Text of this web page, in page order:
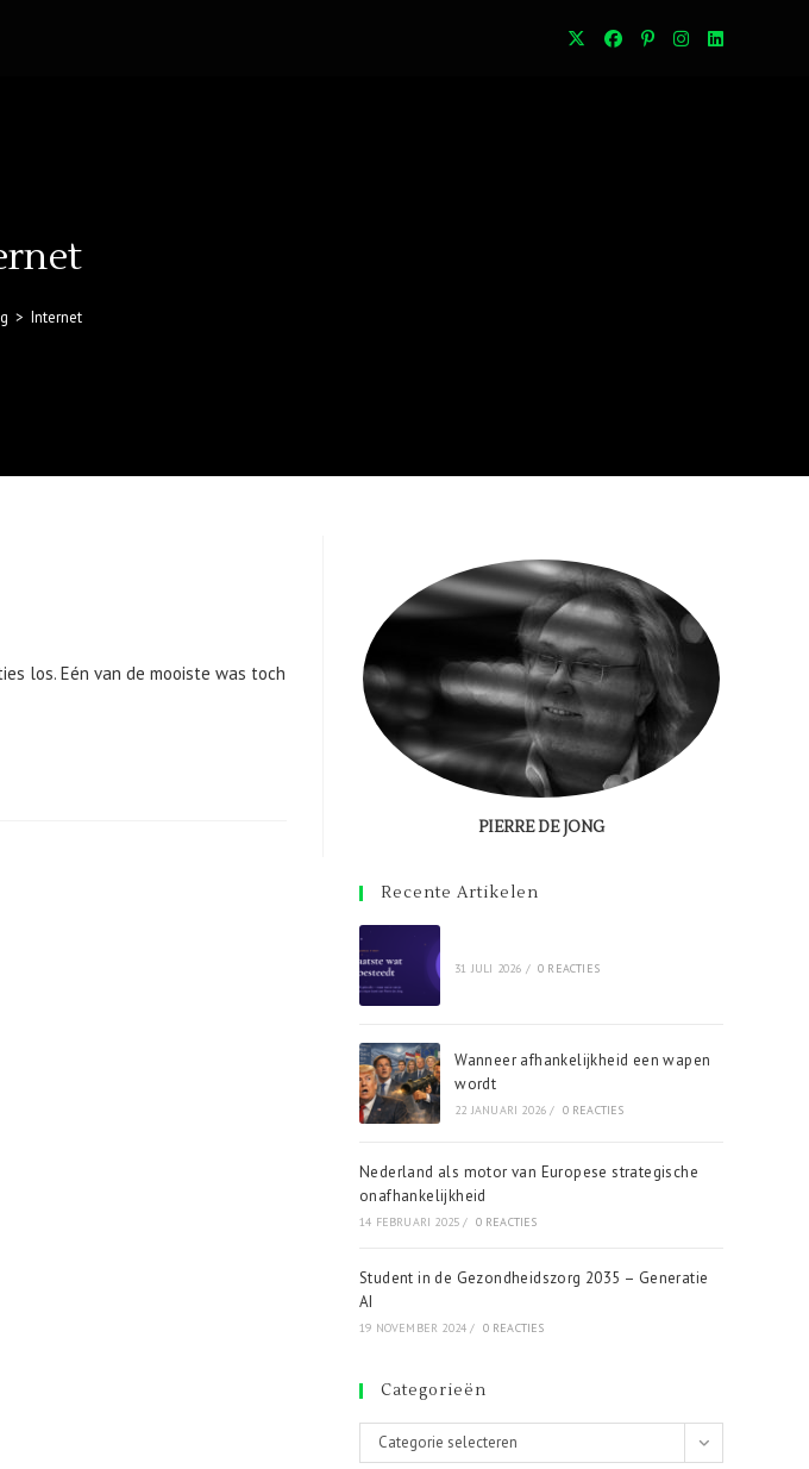
> Internet
los. Eén van de mooiste was toch
PIERRE DE JONG
Recente Artikelen
31 JULI 2026 / 0 REACTIES
Wanneer afhankelijkheid een wapen
wordt
22 JANUARI 2026 / 0 REACTIES
Nederland als motor van Europese strategische
onafhankelijkheid
14 FEBRUARI 2025 / 0 REACTIES
Student in de Gezondheidszorg 2035 – Generatie
AI
19 NOVEMBER 2024 / 0 REACTIES
Categorieën
Categorieën
Categorie selecteren